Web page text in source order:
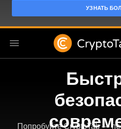
УЗНАТЬ
Попробуйте CryptoTab —